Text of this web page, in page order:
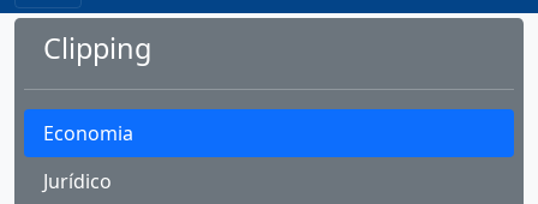
Clipping
Economia
Jurídico